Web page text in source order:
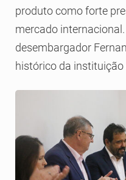
produto como forte
mercado
desembargador
histórico da instituição